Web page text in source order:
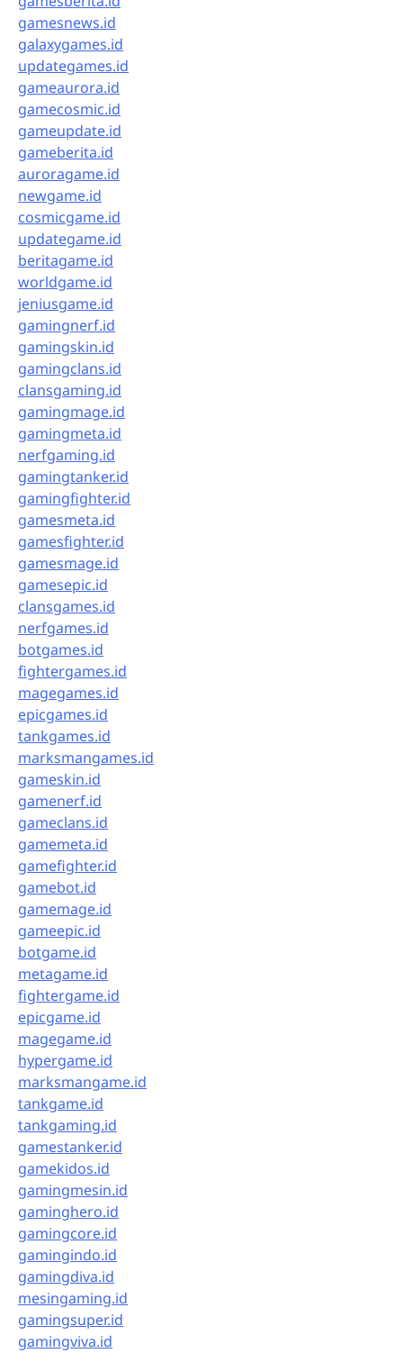
gamesnews.id
galaxygames.id
updategames.id
gameaurora.id
gamecosmic.id
gameupdate.id
gameberita.id
auroragame.id
newgame.id
cosmicgame.id
updategame.id
beritagame.id
worldgame.id
jeniusgame.id
gamingnerf.id
gamingskin.id
gamingclans.id
clansgaming.id
gamingmage.id
gamingmeta.id
nerfgaming.id
gamingtanker.id
gamingfighter.id
gamesmeta.id
gamesfighter.id
gamesmage.id
gamesepic.id
clansgames.id
nerfgames.id
botgames.id
fightergames.id
magegames.id
epicgames.id
tankgames.id
marksmangames.id
gameskin.id
gamenerf.id
gameclans.id
gamemeta.id
gamefighter.id
gamebot.id
gamemage.id
gameepic.id
botgame.id
metagame.id
fightergame.id
epicgame.id
magegame.id
hypergame.id
marksmangame.id
tankgame.id
tankgaming.id
gamestanker.id
gamekidos.id
gamingmesin.id
gaminghero.id
gamingcore.id
gamingindo.id
gamingdiva.id
mesingaming.id
gamingsuper.id
gamingviva.id